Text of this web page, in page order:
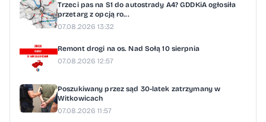
Trzeci pas na S1 do autostrady A4? GDDKiA ogłosiła
przetarg z opcją ro...
07.08.2026 13:32
Remont drogi na os. Nad Sołą 10 sierpnia
07.08.2026 12:57
Poszukiwany przez sąd 30-latek zatrzymany w
Witkowicach
07.08.2026 11:57